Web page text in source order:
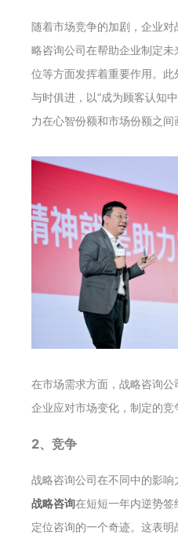
随着市场竞争的加剧，企业
略咨询公司在帮助企业制定
位等方面发挥着重要作用。
与时俱进，以“成为顾客认知
力在心智份额和市场份额之间
在市场需求方面，战略咨询
企业应对市场变化，制定的竞
2、竞争
战略咨询公司在不同中的影响
战略咨询在短短一年内逆势
定位咨询的一个奇迹。这表